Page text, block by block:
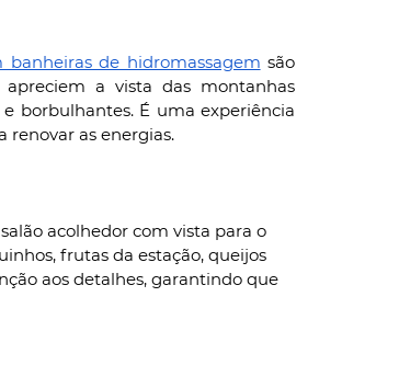
banheiras de hidromassagem são
a vista das montanhas
borbulhantes. É uma experiência
renovar as energias.
acolhedor com vista para o
frutas da estação, queijos
aos detalhes, garantindo que